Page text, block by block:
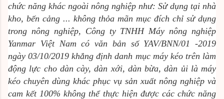
chức năng khác ngoài nông nghiệp như: Sử dụng tại nhà
kho, bến cảng ... không thỏa mãn mục đích chỉ sử dụng
trong nông nghiệp, Công ty TNHH Máy nông nghiệp
Yanmar Việt Nam có văn bản số YAV/BNN/01 -2019
ngày 03/10/2019 khẳng định danh mục máy kéo trên làm
động lực cho dàn cày, dàn xới, dàn bừa, dàn ủi là máy
kéo chuyên dùng khác phục vụ sản xuất nông nghiệp và
cam kết 100% không thể thực hiện được các chức năng